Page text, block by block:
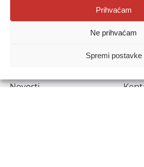
Prihvaćam
Ne prihvaćam
Spremi postavke
Agencija za odgoj i obrazovanje
Donje Svetice 38, 10000 Zagreb
1778129
Prenošenje sadržaja dopušteno je uz
Novosti